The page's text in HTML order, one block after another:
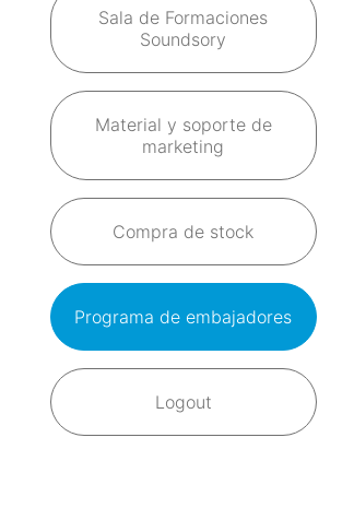
Sala de Formaciones
Soundsory
Material y soporte de
marketing
Compra de stock
Programa de embajadores
Logout